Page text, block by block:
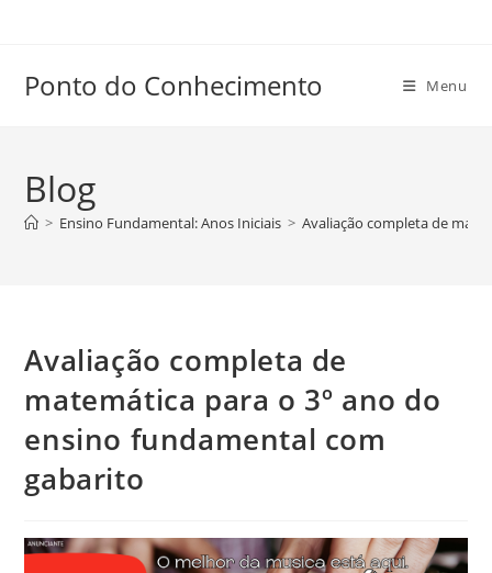
conteúdo
Ponto do Conhecimento Menu
Blog
> Ensino Fundamental: Anos Iniciais > Avaliação completa de
Avaliação completa de
matemática para o 3º ano do
ensino fundamental com
gabarito